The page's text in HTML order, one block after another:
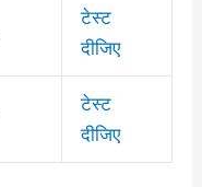
टेस्ट
दीजिए
टेस्ट
दीजिए